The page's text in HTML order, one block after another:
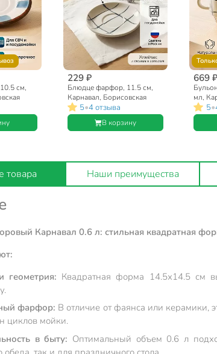
см,
229 ₽
Блюдце фарфор, 11.5 см,
Карнавал, Борисовская
керамика, ФРФ88813616
5•4 отзыва
В корзину
669 ₽
мл,
5•
товара Наши преимущества
Карнавал 0.6 л: стильная квадратная
геометрия: Квадратная форма 14.5х14.5 см
фарфор: В отличие от фаянса или керамики,
циклов мойки.
в быту: Оптимальный объем 0.6 л